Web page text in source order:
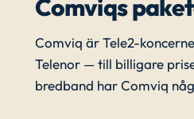
Comviqs
Comviq är Tele2-
Telenor — till billigare
bredband har Comviq